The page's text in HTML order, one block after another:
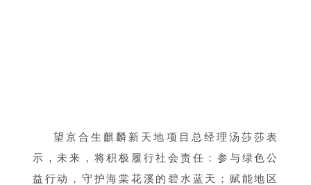
望京合生麒麟新天地 项目总经理汤莎莎表
示，未来，将积极履行社会责任：参与绿色公
益行动，守护海棠花溪的碧水蓝天；赋能地区